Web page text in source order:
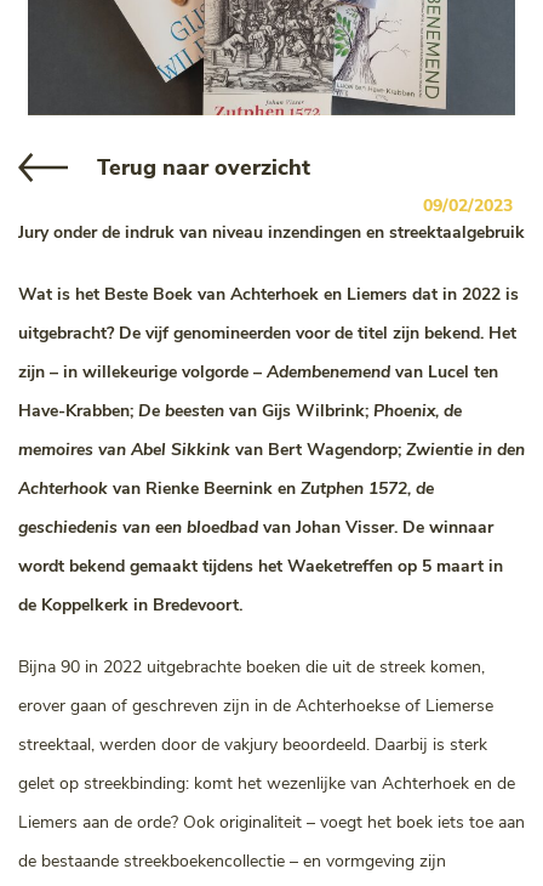
Terug naar overzicht
09/02/2023
Jury onder de indruk van niveau inzendingen en streektaalgebruik
Wat is het Beste Boek van Achterhoek en Liemers dat in 2022 is
uitgebracht? De vijf genomineerden voor de titel zijn bekend. Het
zijn – in willekeurige volgorde – Adembenemend van Lucel ten
Have-Krabben; De beesten van Gijs Wilbrink; Phoenix, de
memoires van Abel Sikkink van Bert Wagendorp; Zwientie in den
Achterhook van Rienke Beernink en Zutphen 1572, de
geschiedenis van een bloedbad van Johan Visser. De winnaar
wordt bekend gemaakt tijdens het Waeketreffen op 5 maart in
de Koppelkerk in Bredevoort.
Bijna 90 in 2022 uitgebrachte boeken die uit de streek komen,
erover gaan of geschreven zijn in de Achterhoekse of Liemerse
streektaal, werden door de vakjury beoordeeld. Daarbij is sterk
gelet op streekbinding: komt het wezenlijke van Achterhoek en de
Liemers aan de orde? Ook originaliteit – voegt het boek iets toe aan
de bestaande streekboekencollectie – en vormgeving zijn